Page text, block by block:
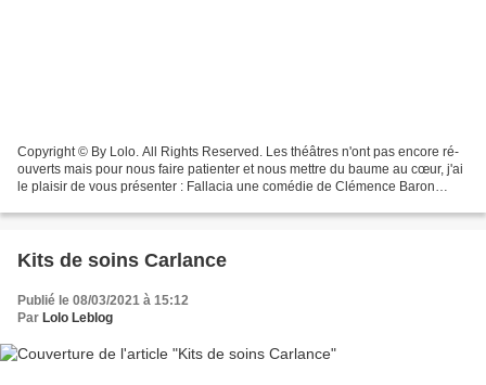
Copyright © By Lolo. All Rights Reserved. Les théâtres n'ont pas encore ré-
ouverts mais pour nous faire patienter et nous mettre du baume au cœur, j'ai
le plaisir de vous présenter : Fallacia une comédie de Clémence Baron
Kits de soins Carlance
Publié le 08/03/2021 à 15:12
Par Lolo Leblog